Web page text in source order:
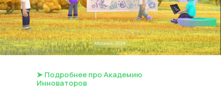
➤ Подробнее про Академию
Инноваторов